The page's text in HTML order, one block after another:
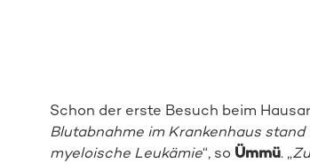
Schon der erste Besuch beim
Blutabnahme im Krankenhaus
myeloische Leukämie“, so Ümmü. „